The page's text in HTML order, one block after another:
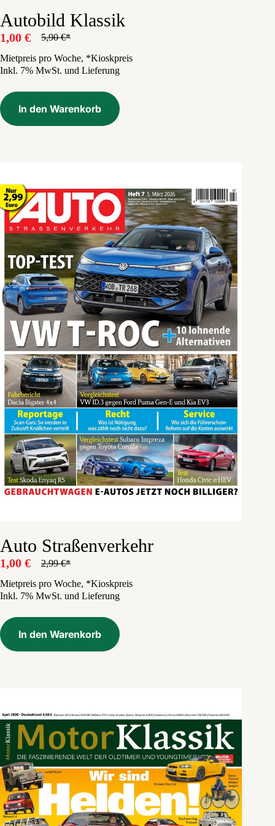
Autobild Klassik
5,90€
Ursprünglicher
Preis
war:
1,00 €
Aktueller
Preis
ist:
Mietpreis pro Woche, *Kioskpreis
Inkl. 7% MwSt. und Lieferung
In den Warenkorb
Auto Straßenverkehr
2,99€
Ursprünglicher
Preis
war:
1,00 €
Aktueller
Preis
ist:
Mietpreis pro Woche, *Kioskpreis
Inkl. 7% MwSt. und Lieferung
In den Warenkorb